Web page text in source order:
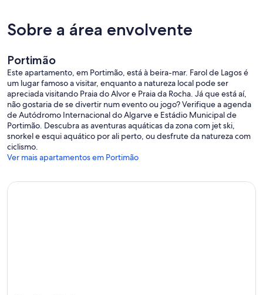
Sobre a área envolvente
Portimão
Este apartamento, em Portimão, está à beira-mar. Farol de Lagos é
um lugar famoso a visitar, enquanto a natureza local pode ser
apreciada visitando Praia do Alvor e Praia da Rocha. Já que está aí,
não gostaria de se divertir num evento ou jogo? Verifique a agenda
de Autódromo Internacional do Algarve e Estádio Municipal de
Portimão. Descubra as aventuras aquáticas da zona com jet ski,
snorkel e esqui aquático por ali perto, ou desfrute da natureza com
ciclismo.
Ver mais apartamentos em Portimão